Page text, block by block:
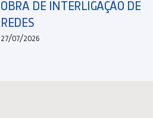
OBRA DE INTERLIGAÇÃO DE
REDES
27/07/2026